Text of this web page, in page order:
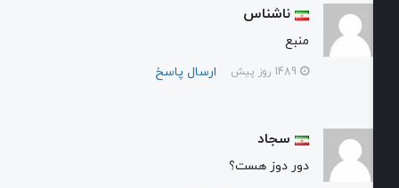
ناشناس
منبع
ارسال پاسخ
سجاد
دور دوز هست؟